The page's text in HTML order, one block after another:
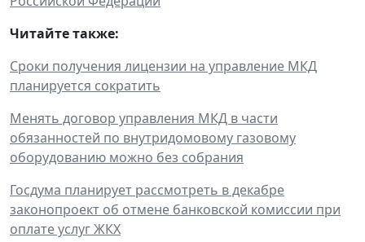
Читайте также:
Сроки получения лицензии на управление МКД
планируется сократить
Менять договор управления МКД в части
обязанностей по внутридомовому газовому
оборудованию можно без собрания
Госдума планирует рассмотреть в декабре
законопроект об отмене банковской комиссии при
оплате услуг ЖКХ